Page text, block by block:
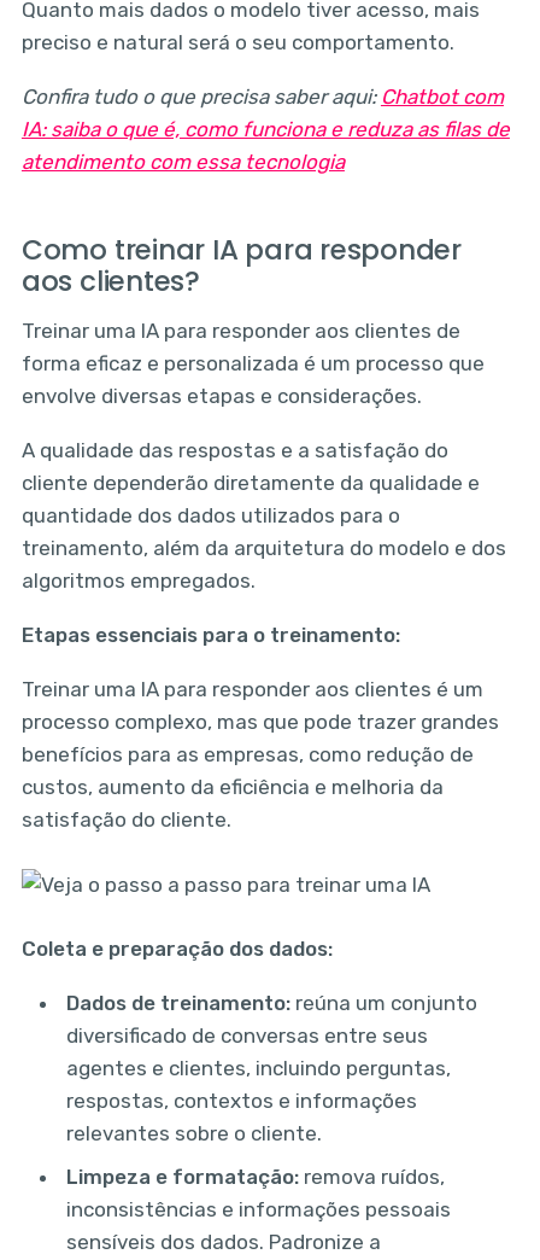
Quanto mais dados o modelo tiver acesso, mais
preciso e natural será o seu comportamento.
Confira tudo o que precisa saber aqui: Chatbot com
IA: saiba o que é, como funciona e reduza as filas de
atendimento com essa tecnologia
Como treinar IA para responder
aos clientes?
Treinar uma IA para responder aos clientes de
forma eficaz e personalizada é um processo que
envolve diversas etapas e considerações.
A qualidade das respostas e a satisfação do
cliente dependerão diretamente da qualidade e
quantidade dos dados utilizados para o
treinamento, além da arquitetura do modelo e dos
algoritmos empregados.
Etapas essenciais para o treinamento:
Treinar uma IA para responder aos clientes é um
processo complexo, mas que pode trazer grandes
benefícios para as empresas, como redução de
custos, aumento da eficiência e melhoria da
satisfação do cliente.
Coleta e preparação dos dados:
Dados de treinamento: reúna um conjunto
diversificado de conversas entre seus
agentes e clientes, incluindo perguntas,
respostas, contextos e informações
relevantes sobre o cliente.
Limpeza e formatação: remova ruídos,
inconsistências e informações pessoais
sensíveis dos dados. Padronize a